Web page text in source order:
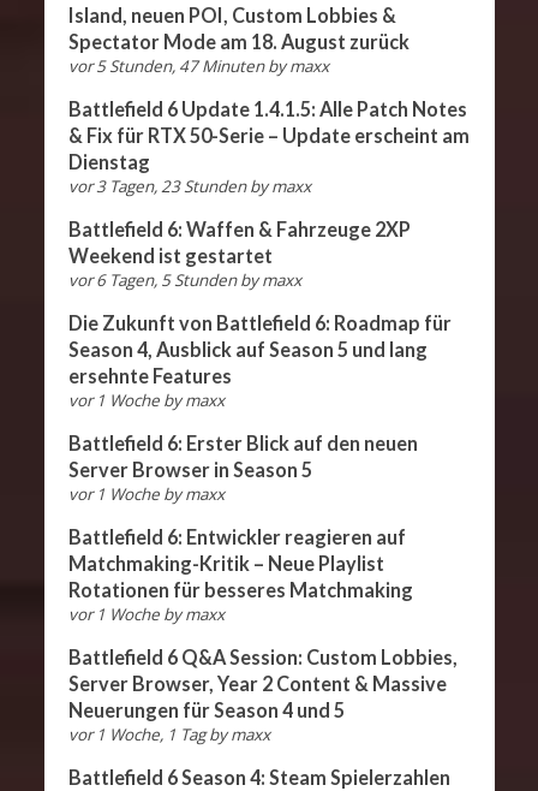
Island, neuen POI, Custom Lobbies &
Spectator Mode am 18. August zurück
vor 5 Stunden, 47 Minuten bymaxx
Battlefield 6 Update 1.4.1.5: Alle Patch Notes
& Fix für RTX 50-Serie – Update erscheint am
Dienstag
vor 3 Tagen, 23 Stunden bymaxx
Battlefield 6: Waffen & Fahrzeuge 2XP
Weekend ist gestartet
vor 6 Tagen, 5 Stunden bymaxx
Die Zukunft von Battlefield 6: Roadmap für
Season 4, Ausblick auf Season 5 und lang
ersehnte Features
vor 1 Woche bymaxx
Battlefield 6: Erster Blick auf den neuen
Server Browser in Season 5
vor 1 Woche bymaxx
Battlefield 6: Entwickler reagieren auf
Matchmaking-Kritik – Neue Playlist
Rotationen für besseres Matchmaking
vor 1 Woche bymaxx
Battlefield 6 Q&A Session: Custom Lobbies,
Server Browser, Year 2 Content & Massive
Neuerungen für Season 4 und 5
vor 1 Woche, 1 Tag bymaxx
Battlefield 6 Season 4: Steam Spielerzahlen